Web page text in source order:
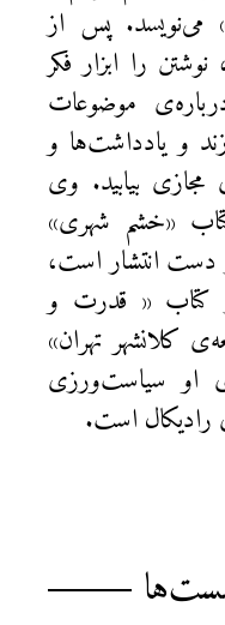
می‌نویسد. پس از
را ابزار فکر
موضوعات
و یادداشت‌ها و
مجازی بیابید. وی
«خشم شهری»
انتشار است،
کتاب « قدرت و
کلانشهر تهران»
او سیاست‌ورزی
رادیکال است.